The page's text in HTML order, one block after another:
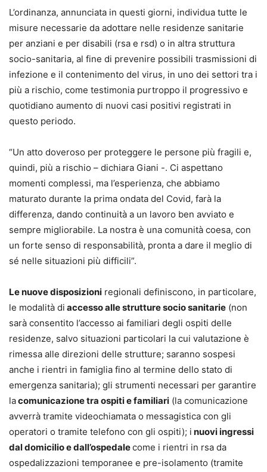
L’ordinanza, annunciata in questi giorni, individua tutte le
misure necessarie da adottare nelle residenze sanitarie
per anziani e per disabili (rsa e rsd) o in altra struttura
socio-sanitaria, al fine di prevenire possibili trasmissioni di
infezione e il contenimento del virus, in uno dei settori tra i
più a rischio, come testimonia purtroppo il progressivo e
quotidiano aumento di nuovi casi positivi registrati in
questo periodo.
“Un atto doveroso per proteggere le persone più fragili e,
quindi, più a rischio – dichiara Giani -. Ci aspettano
momenti complessi, ma l’esperienza, che abbiamo
maturato durante la prima ondata del Covid, farà la
differenza, dando continuità a un lavoro ben avviato e
sempre migliorabile. La nostra è una comunità coesa, con
un forte senso di responsabilità, pronta a dare il meglio di
sé nelle situazioni più difficili”.
Le nuove disposizioni regionali definiscono, in particolare,
le modalità di accesso alle strutture socio sanitarie (non
sarà consentito l’accesso ai familiari degli ospiti delle
residenze, salvo situazioni particolari la cui valutazione è
rimessa alle direzioni delle strutture; saranno sospesi
anche i rientri in famiglia fino al termine dello stato di
emergenza sanitaria); gli strumenti necessari per garantire
lacomunicazione tra ospiti e familiari (la comunicazione
avverrà tramite videochiamata o messagistica con gli
operatori o tramite telefono con gli ospiti); i nuovi ingressi
dal domicilio e dall’ospedalecome i rientri in rsa da
ospedalizzazioni temporanee e pre-isolamento (tramite